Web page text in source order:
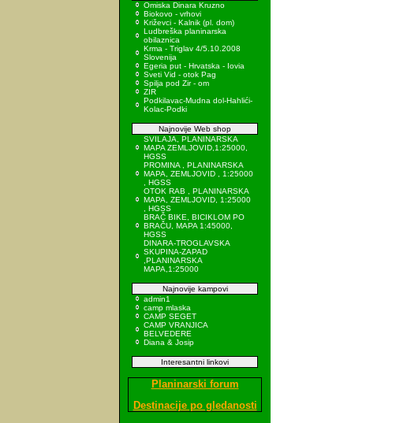
Omiska Dinara Kruzno
Biokovo - vrhovi
Križevci - Kalnik (pl. dom)
Ludbreška planinarska
obilaznica
Krma - Triglav 4/5.10.2008
Slovenija
Egeria put - Hrvatska - Iovia
Sveti Vid - otok Pag
Spilja pod Zir - om
ZIR
Podkilavac-Mudna dol-Hahlići-
Kolac-Podki
Najnovije Web shop
SVILAJA, PLANINARSKA
MAPA ZEMLJOVID,1:25000,
HGSS
PROMINA , PLANINARSKA
MAPA, ZEMLJOVID , 1:25000
, HGSS
OTOK RAB , PLANINARSKA
MAPA, ZEMLJOVID, 1:25000
, HGSS
BRAČ BIKE, BICIKLOM PO
BRAČU, MAPA 1:45000,
HGSS
DINARA-TROGLAVSKA
SKUPINA-ZAPAD
,PLANINARSKA
MAPA,1:25000
Najnovije kampovi
admin1
camp mlaska
CAMP SEGET
CAMP VRANJICA
BELVEDERE
Diana & Josip
Interesantni linkovi
Planinarski forum
Destinacije po gledanosti